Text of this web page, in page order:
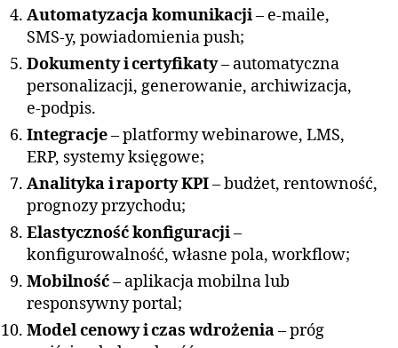
Automatyzacja komunikacji– e‑maile,
SMS‑y, powiadomienia push;
Dokumenty i certyfikaty– automatyczna
personalizacji, generowanie, archiwizacja,
e‑podpis.
Integracje– platformy webinarowe, LMS,
ERP, systemy księgowe;
Analityka i raporty KPI– budżet, rentowność,
prognozy przychodu;
Elastyczność konfiguracji–
konfigurowalność, własne pola, workflow;
Mobilność– aplikacja mobilna lub
responsywny portal;
Model cenowy i czas wdrożenia– próg